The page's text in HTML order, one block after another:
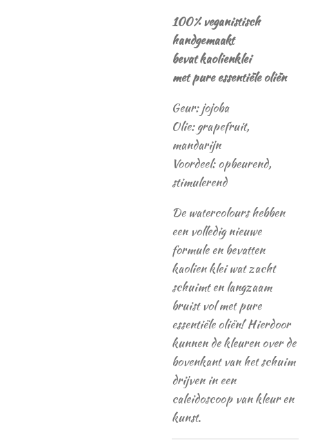
100% veganistisch
handgemaakt
bevat kaolienklei
met pure essentiële oliën
Geur: jojoba
Olie: grapefruit,
mandarijn
Voordeel: opbeurend,
stimulerend
De watercolours hebben
een volledig nieuwe
formule en bevatten
kaolien klei wat zacht
schuimt en langzaam
bruist vol met pure
essentiële oliën! Hierdoor
kunnen de kleuren over de
bovenkant van het schuim
drijven in een
caleidoscoop van kleur en
kunst.